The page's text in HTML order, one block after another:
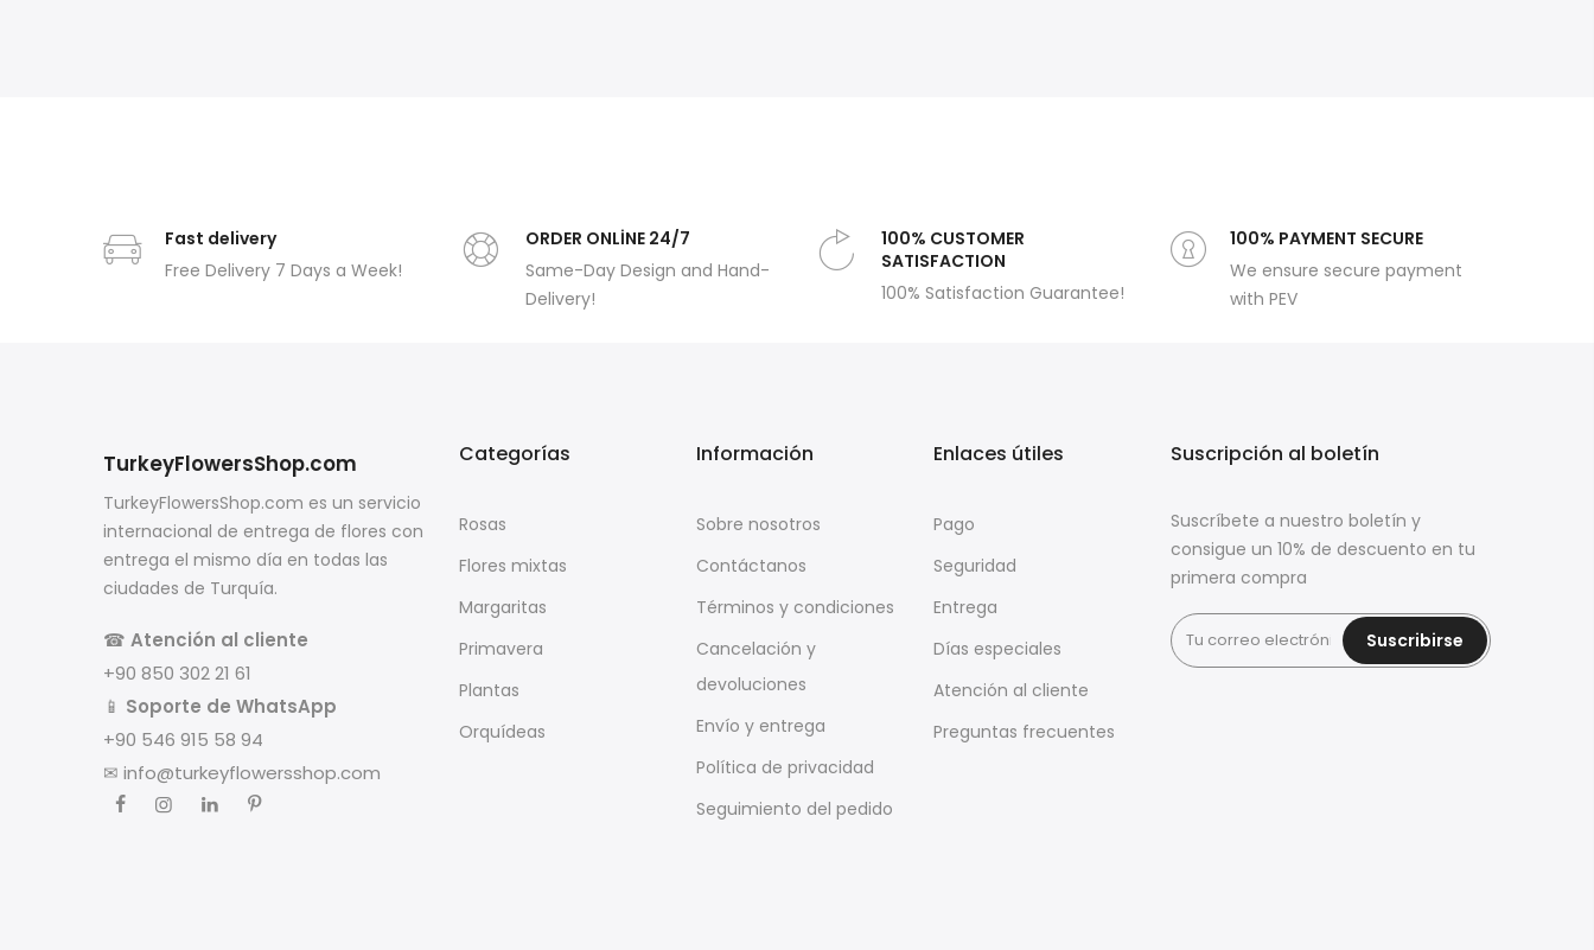
Fast delivery
Free Delivery 7 Days a Week!
ORDER ONLİNE 24/7
Same-Day Design and Hand-
Delivery!
100% CUSTOMER
SATISFACTION
100% Satisfaction Guarantee!
100% PAYMENT SECURE
We ensure secure payment
with PEV
TurkeyFlowersShop.com
TurkeyFlowersShop.com es un servicio
internacional de entrega de flores con
entrega el mismo día en todas las
ciudades de Turquía.
☎ Atención al cliente
+90 850 302 21 61
📱 Soporte de WhatsApp
+90 546 915 58 94
✉ info@turkeyflowersshop.com
Categorías
Rosas
Flores mixtas
Margaritas
Primavera
Plantas
Orquídeas
Información
Sobre nosotros
Contáctanos
Términos y condiciones
Cancelación y
devoluciones
Envío y entrega
Política de privacidad
Seguimiento del pedido
Enlaces útiles
Pago
Seguridad
Entrega
Días especiales
Atención al cliente
Preguntas frecuentes
Suscripción al boletín
Suscríbete a nuestro boletín y
consigue un 10% de descuento en tu
primera compra
Suscribirse